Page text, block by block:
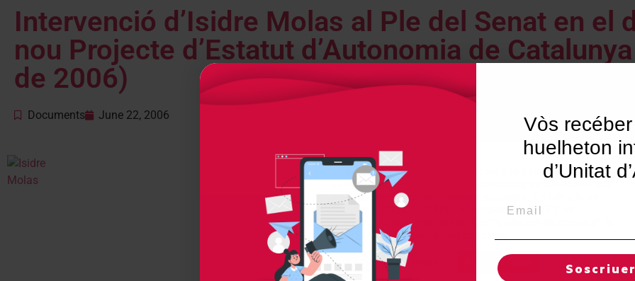
Intervenció d’Isidre Molas al Ple del Senat en el
nou Projecte d’Estatut d’Autonomia de
de 2006)
Documents June 22, 2006
Utilisam "cookies" en nòste lòc web tà balhar ar usuari ua
experiéncia personalizada e optimizada, en tot rebrembar
es sues preferéncies e visites regulares. En hèr clic en
"Acceptar totes", accèpte er emplec de TOTES es
"cookies". Totun, pòt visitar "Configuracion de cookies" tà
concedir un consentiment controlat.
Reglatges de "cookies" Acceptar totes
Vòs
huelheton
d’Unitat